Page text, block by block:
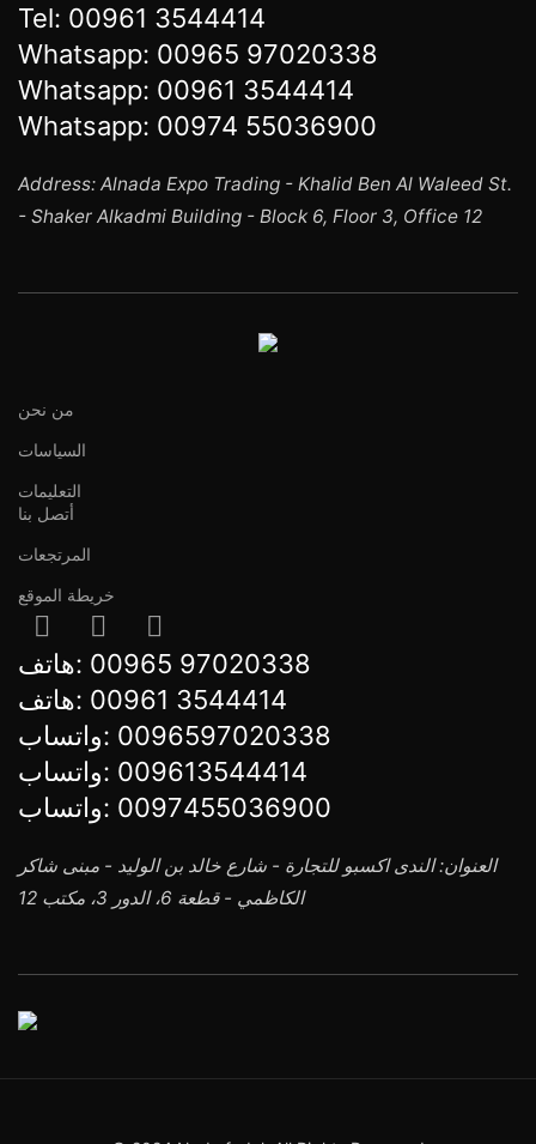
Tel: 00961 3544414
Whatsapp: 00965 97020338
Whatsapp: 00961 3544414
Whatsapp: 00974 55036900
Address: Alnada Expo Trading - Khalid Ben Al Waleed St.
- Shaker Alkadmi Building - Block 6, Floor 3, Office 12
من نحن
السياسات
التعليمات
أتصل بنا
المرتجعات
خريطة الموقع
هاتف: 00965 97020338
هاتف: 00961 3544414
واتساب: 0096597020338
واتساب: 009613544414
واتساب: 0097455036900
العنوان: الندى اكسبو للتجارة - شارع خالد بن الوليد - مبنى شاكر
الكاظمي - قطعة 6، الدور 3، مكتب 12